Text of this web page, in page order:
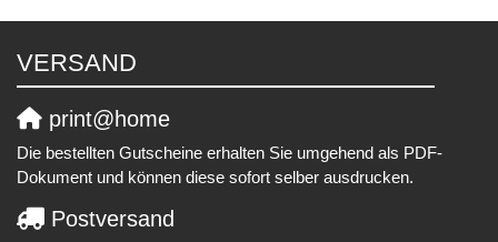
VERSAND
print@home
Die bestellten Gutscheine erhalten Sie umgehend als PDF-
Dokument und können diese sofort selber ausdrucken.
Postversand